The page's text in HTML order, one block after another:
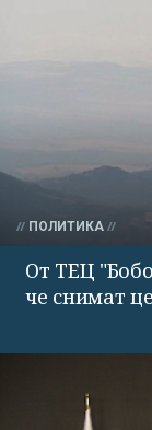
ПОЛИТИКА
От ТЕЦ
че снимат